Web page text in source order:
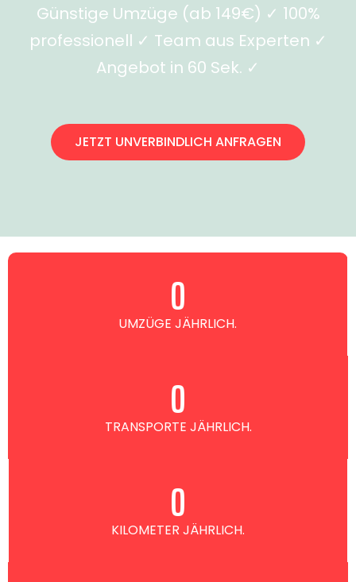
Günstige Umzüge (ab 149€) ✓ 100%
professionell ✓ Team aus Experten ✓
Angebot in 60 Sek. ✓
JETZT UNVERBINDLICH ANFRAGEN
UMZÜGE JÄHRLICH.
0
TRANSPORTE JÄHRLICH.
0
KILOMETER JÄHRLICH.
0